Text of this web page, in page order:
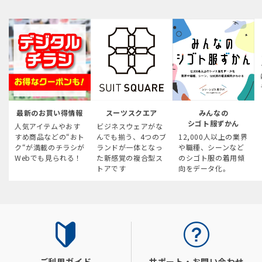
最新のお買い得情報
人気アイテムやおす
すめ商品などの“おト
ク“が満載のチラシが
Webでも見られる！
スーツスクエア
ビジネスウェアがな
んでも揃う、4つのブ
ランドが一体となっ
た新感覚の複合型ス
トアです
みんなの
シゴト服ずかん
12,000人以上の業界
や職種、シーンなど
のシゴト服の着用傾
向をデータ化。